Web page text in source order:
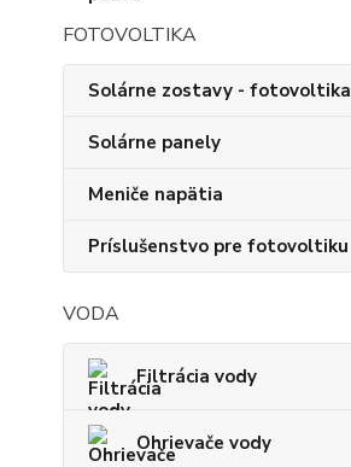
FOTOVOLTIKA
Solárne zostavy - fotovoltika
Solárne panely
Meniče napätia
Príslušenstvo pre fotovoltiku
VODA
Filtrácia vody
Ohrievače vody